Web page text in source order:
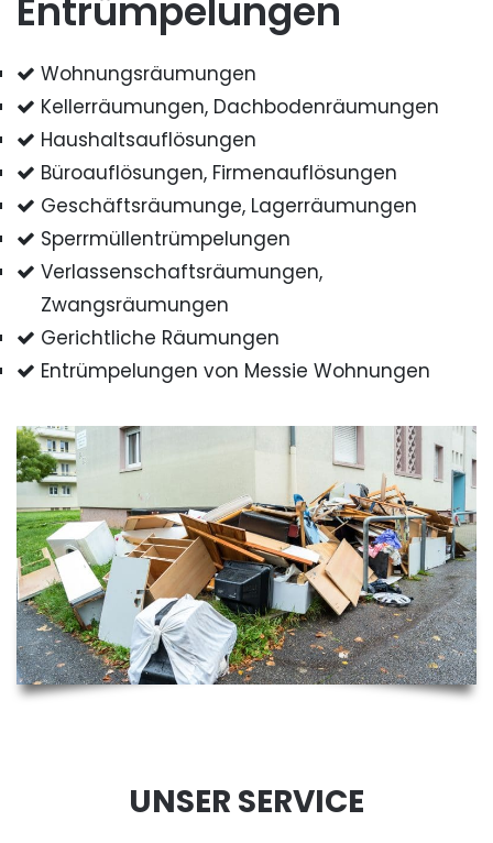
Entrümpelungen
Wohnungsräumungen
Kellerräumungen, Dachbodenräumungen
Haushaltsauflösungen
Büroauflösungen, Firmenauflösungen
Geschäftsräumunge, Lagerräumungen
Sperrmüllentrümpelungen
Verlassenschaftsräumungen,
Zwangsräumungen
Gerichtliche Räumungen
Entrümpelungen von Messie Wohnungen
UNSER SERVICE